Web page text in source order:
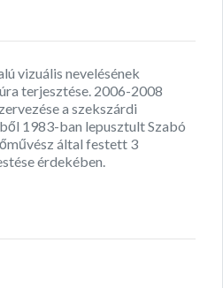
vizuális nevelésének
terjesztése. 2006-2008
a szekszárdi
1983-ban lepusztult Szabó
által festett 3
érdekében.